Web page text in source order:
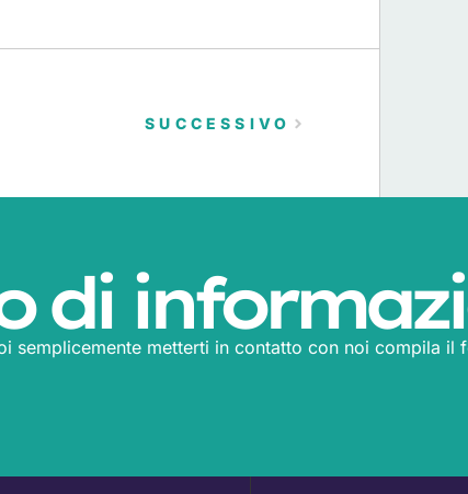
SUCCESSIVO
di
semplicemente metterti in contatto con noi compila il